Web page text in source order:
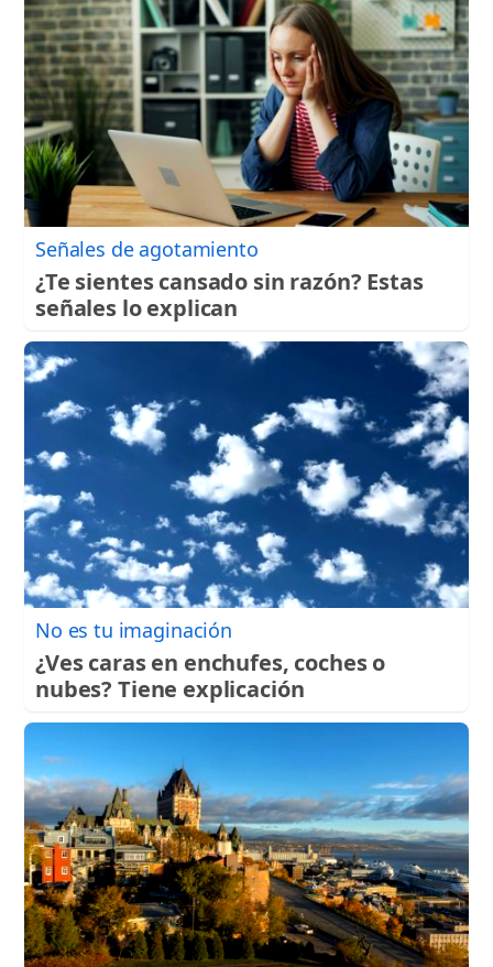
Señales de agotamiento
¿Te sientes cansado sin razón? Estas
señales lo explican
No es tu imaginación
¿Ves caras en enchufes, coches o
nubes? Tiene explicación